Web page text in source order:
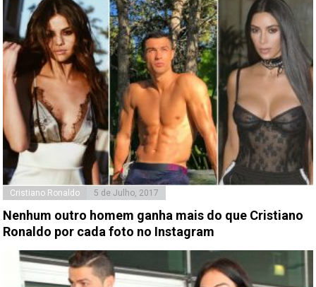
Cristiano Ronaldo 5 de Julho, 2017
Nenhum outro homem ganha mais do que Cristiano
Ronaldo por cada foto no Instagram